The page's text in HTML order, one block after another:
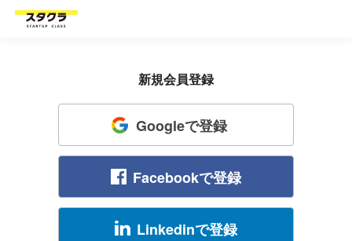
新規会員登録
Googleで登録
Facebookで登録
Linkedinで登録